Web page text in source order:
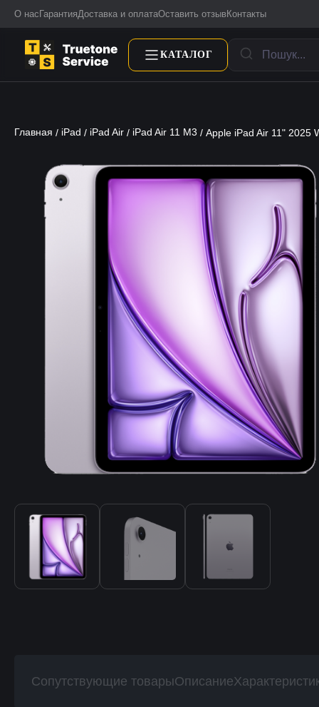
О нас ГарантияДоставка и оплатаОставить отзыв Контакты
КАТАЛОГ
Главная / iPad / iPad Air / iPad Air 11 M3 / Apple iPad Air 11" 2025
Сопутствующие товарыОписание